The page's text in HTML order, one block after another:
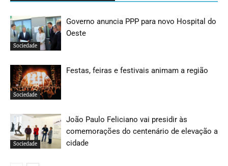
Sociedade
Governo anuncia PPP para novo Hospital do
Oeste
Sociedade
Festas, feiras e festivais animam a região
Sociedade
João Paulo Feliciano vai presidir às
comemorações do centenário de elevação a
cidade